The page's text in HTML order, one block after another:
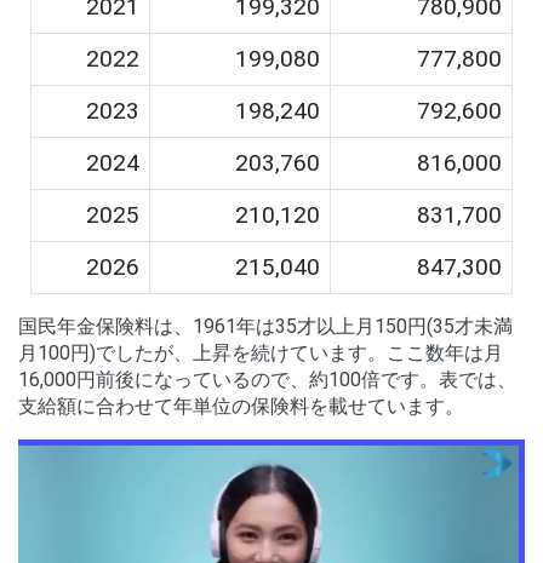
2021
199,320
780,900
2022
199,080
777,800
2023
198,240
792,600
2024
203,760
816,000
2025
210,120
831,700
2026
215,040 847,300
国民年金保険料は、1961年は35才以上月150円(35才未満
月100円)でしたが、上昇を続けています。ここ数年は月
16,000円前後になっているので、約100倍です。表では、
支給額に合わせて年単位の保険料を載せています。